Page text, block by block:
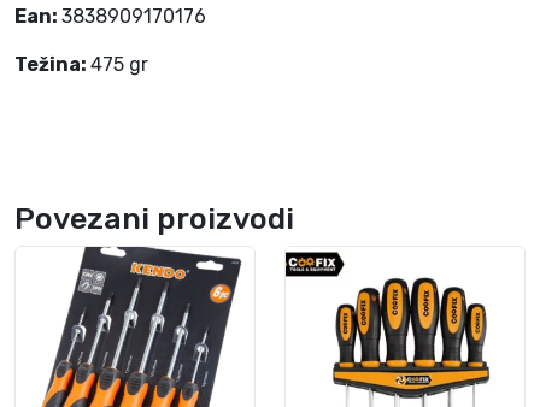
k
a
Ean: 3838909170176
Težina: 475 gr
Povezani proizvodi